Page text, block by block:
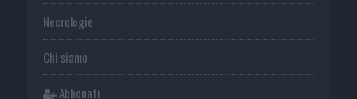
Necrologie
Chi siamo
Abbonati